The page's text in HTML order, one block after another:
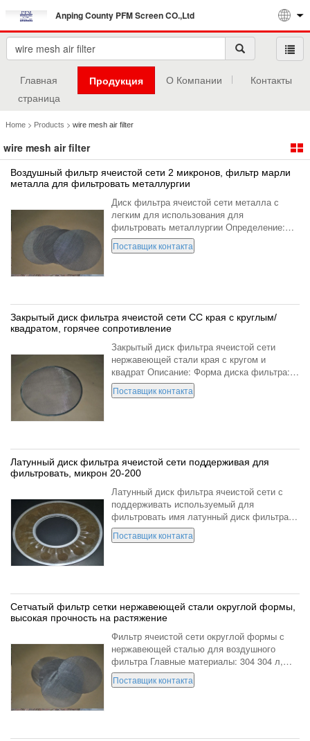
Anping County PFM Screen CO.,Ltd
Главная
страница
Продукция О Компании Контакты
Home > Products > wire mesh air filter
wire mesh air filter
Воздушный фильтр ячеистой сети 2 микронов, фильтр марли
металла для фильтровать металлургии
Диск фильтра ячеистой сети металла с
легким для использования для
фильтровать металлургии Определение:
Сетка металла сетки фильтра
нержавеющей стали то есть, также
Поставщик контакта
Закрытый диск фильтра ячеистой сети СС края с круглым/
квадратом, горячее сопротивление
Закрытый диск фильтра ячеистой сети
нержавеющей стали края с кругом и
квадрат Описание: Форма диска фильтра:
прямоугольник, квадрат, круг, овал,
циркуляр, крышка, талия и абнормиты.
Поставщик контакта
Латунный диск фильтра ячеистой сети поддерживая для
фильтровать, микрон 20-200
Латунный диск фильтра ячеистой сети с
поддерживать используемый для
фильтровать имя латунный диск фильтра
ячеистой сети форма ячеистая сеть
двойного слоя латунная с поддерживая
Поставщик контакта
Сетчатый фильтр сетки нержавеющей стали округлой формы,
высокая прочность на растяжение
Фильтр ячеистой сети округлой формы с
нержавеющей сталью для воздушного
фильтра Главные материалы: 304 304 л,
316 316 л сеть нержавеющей стали
пробивая, нержавеющая сталь заплетенная
Поставщик контакта